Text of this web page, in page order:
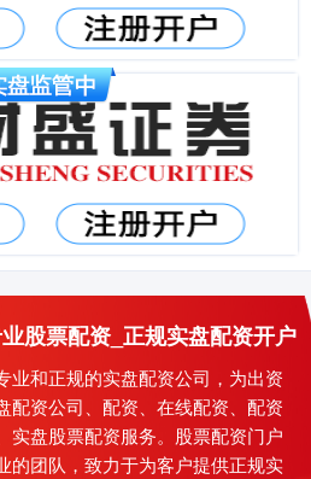
股票配资_正规实盘配资开户
业和正规的实盘配资公司，为出资
配资公司、配资、在线配资、配资
实盘股票配资服务。股票配资门户
的团队，致力于为客户提供正规实